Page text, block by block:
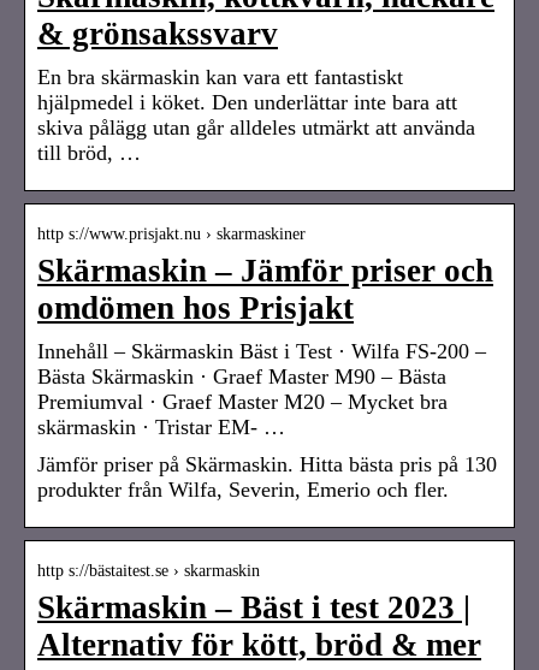
& grönsakssvarv
En bra skärmaskin kan vara ett fantastiskt
hjälpmedel i köket. Den underlättar inte bara att
skiva pålägg utan går alldeles utmärkt att använda
till bröd, …
http s://www.prisjakt.nu › skarmaskiner
Skärmaskin – Jämför priser och
omdömen hos Prisjakt
Innehåll – Skärmaskin Bäst i Test · Wilfa FS-200 –
Bästa Skärmaskin · Graef Master M90 – Bästa
Premiumval · Graef Master M20 – Mycket bra
skärmaskin · Tristar EM- …
Jämför priser på Skärmaskin. Hitta bästa pris på 130
produkter från Wilfa, Severin, Emerio och fler.
http s://bästaitest.se › skarmaskin
Skärmaskin – Bäst i test 2023 |
Alternativ för kött, bröd & mer